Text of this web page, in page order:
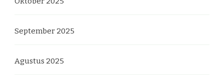
September 2025
Agustus 2025